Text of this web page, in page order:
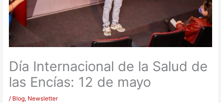
Día Internacional de la Salud de
las Encías: 12 de mayo
/ Blog, Newsletter